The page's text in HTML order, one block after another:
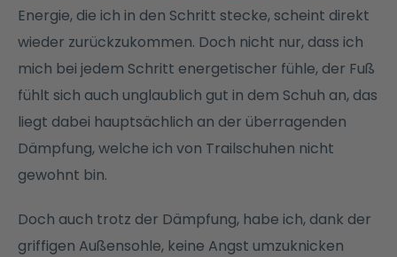
Energie, die ich in den Schritt stecke, scheint direkt
wieder zurückzukommen. Doch nicht nur, dass ich
mich bei jedem Schritt energetischer fühle, der Fuß
fühlt sich auch unglaublich gut in dem Schuh an, das
liegt dabei hauptsächlich an der überragenden
Dämpfung, welche ich von Trailschuhen nicht
gewohnt bin.
Doch auch trotz der Dämpfung, habe ich, dank der
griffigen Außensohle, keine Angst umzuknicken